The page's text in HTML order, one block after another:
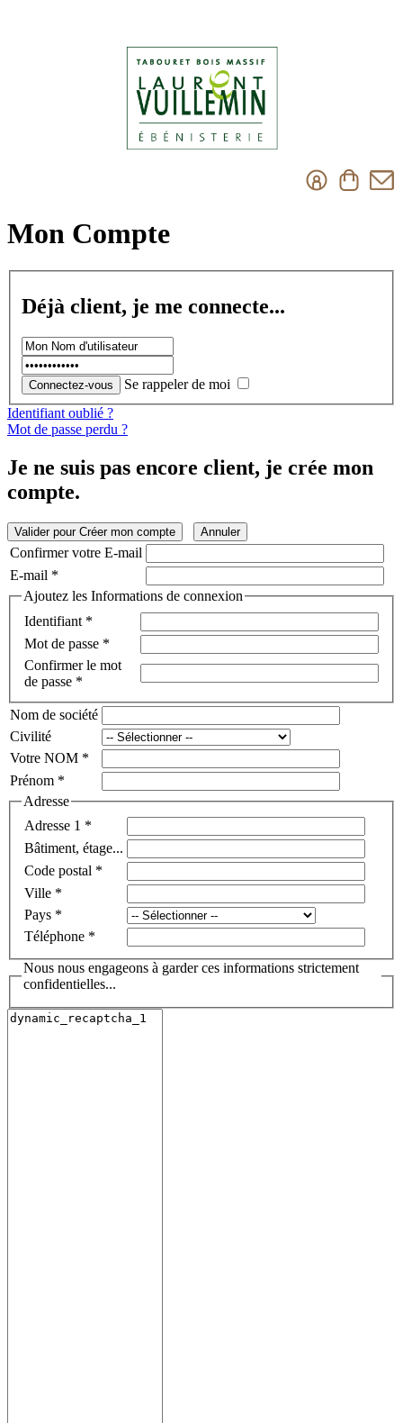
Mon Compte
Déjà client, je me connecte...
Se rappeler de moi
Identifiant oublié ?
Mot de passe perdu ?
Je ne suis pas encore client, je crée mon
compte.
Valider pour Créer mon compte Annuler
Confirmer votre E-mail
E-mail *
Ajoutez les Informations de connexion
Identifiant *
Mot de passe *
Confirmer le mot
de passe *
Nom de société
Civilité
Votre NOM *
Prénom *
Adresse
Adresse 1 *
Bâtiment, étage...
Code postal *
Ville *
Pays *
Téléphone *
Nous nous engageons à garder ces informations strictement
confidentielles...